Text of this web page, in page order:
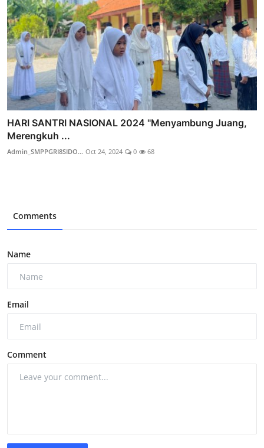
HARI SANTRI NASIONAL 2024 "Menyambung Juang,
Merengkuh ...
Admin_SMPPGRI8SIDO... Oct 24, 2024 0 68
Comments
Name
Email
Comment